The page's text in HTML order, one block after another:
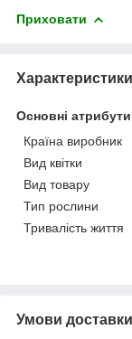
Приховати
Характеристики
Основні атрибути
Країна виробник
Вид квітки
Вид товару
Тип рослини
Тривалість життя
Умови доставки